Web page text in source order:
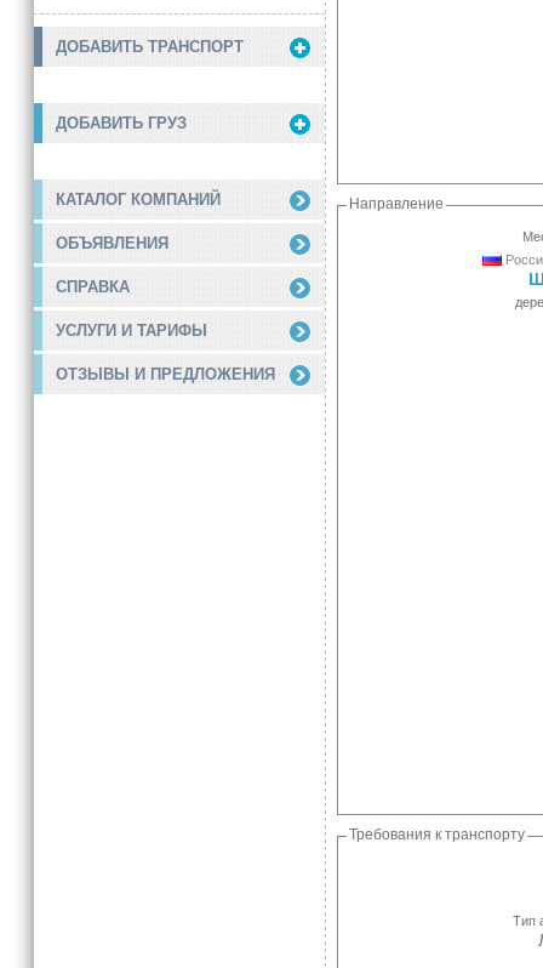
ДОБАВИТЬ ТРАНСПОРТ
ДОБАВИТЬ ГРУЗ
КАТАЛОГ КОМПАНИЙ
ОБЪЯВЛЕНИЯ
СПРАВКА
УСЛУГИ И ТАРИФЫ
ОТЗЫВЫ И ПРЕДЛОЖЕНИЯ
Направление
Требования к транспорту
Тип